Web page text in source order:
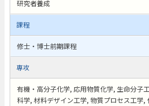
研究者養成
課程
修士・博士前期課程
専攻
有機・高分子化学, 応用物質化学, 生命分子
科学, 材料デザイン工学, 物質プロセス工学,